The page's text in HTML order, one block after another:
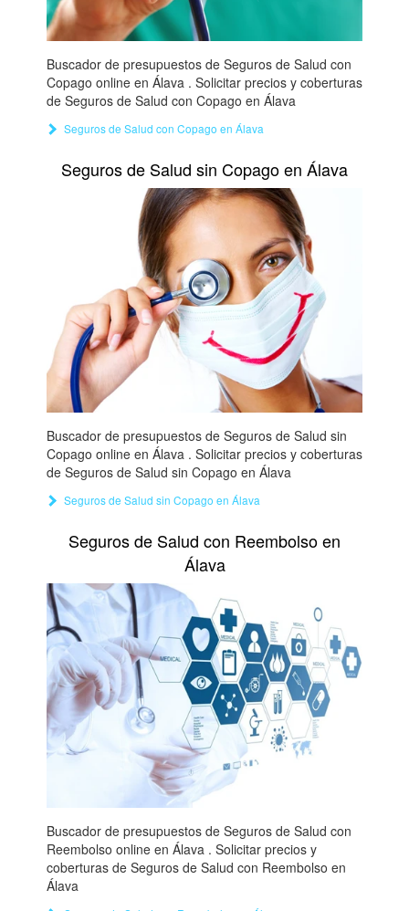
Buscador de presupuestos de Seguros de Salud con
Copago online en Álava . Solicitar precios y coberturas
de Seguros de Salud con Copago en Álava
Seguros de Salud con Copago en Álava
Seguros de Salud sin Copago en Álava
Buscador de presupuestos de Seguros de Salud sin
Copago online en Álava . Solicitar precios y coberturas
de Seguros de Salud sin Copago en Álava
Seguros de Salud sin Copago en Álava
Seguros de Salud con Reembolso en
Álava
Buscador de presupuestos de Seguros de Salud con
Reembolso online en Álava . Solicitar precios y
coberturas de Seguros de Salud con Reembolso en
Álava